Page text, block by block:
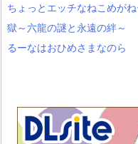
ちょっとエッチなねこめが
獄～六龍の謎と永遠の絆～
るーなはおひめさまなのら